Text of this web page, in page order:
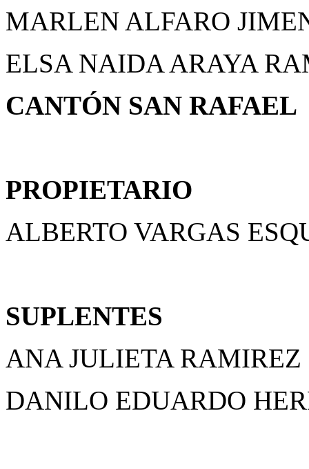
MARLEN ALFARO
ELSA NAIDA ARAYA
CANTÓN SAN RAFAEL
PROPIETARIO
ALBERTO VARGAS
SUPLENTES
ANA JULIETA RAMIREZ
DANILO EDUARDO